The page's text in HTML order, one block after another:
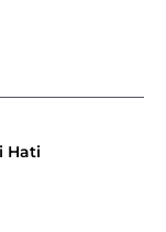
Hati